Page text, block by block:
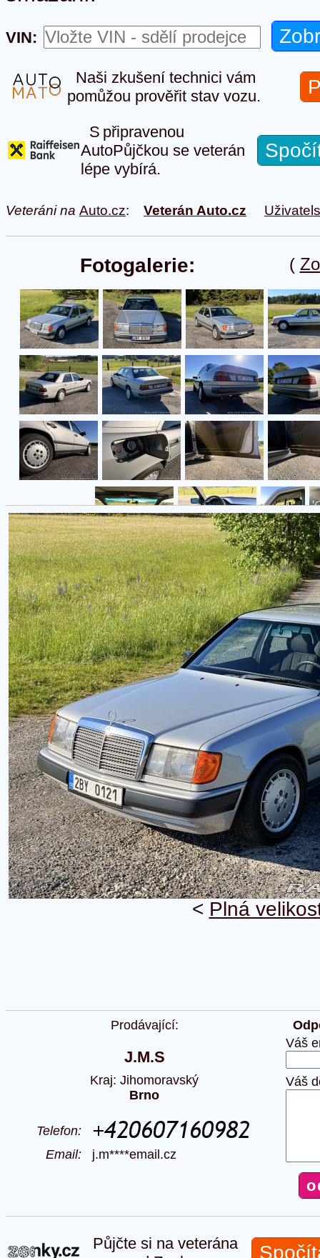
VIN:
Naši zkušení technici vám
pomůžou prověřit stav vozu.
S připravenou
AutoPůjčkou se veterán
lépe vybírá.
Veteráni na Auto.cz: Veterán Auto.cz
(
Fotogalerie:
< Plná
Prodávající:
J.M.S
Kraj: Jihomoravský
Brno
Telefon:
Email: j.m****email.cz
Váš
Váš
Půjčte si na veterána